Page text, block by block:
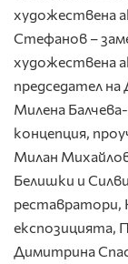
художествена
Стефанов –
художествена
председател на
Милена
концепция,
Милан
Белишки и
реставратори,
експозицията,
Димитрина